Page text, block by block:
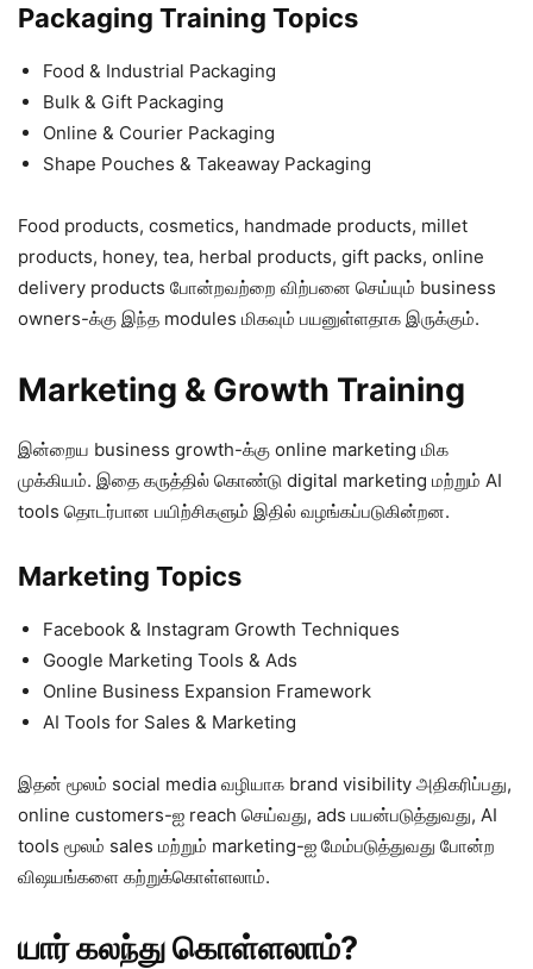
Packaging Training Topics
Food & Industrial Packaging
Bulk & Gift Packaging
Online & Courier Packaging
Shape Pouches & Takeaway Packaging
Food products, cosmetics, handmade products, millet
products, honey, tea, herbal products, gift packs, online
delivery products போன்றவற்றை விற்பனை செய்யும் business
owners-க்கு இந்த modules மிகவும் பயனுள்ளதாக இருக்கும்.
Marketing & Growth Training
இன்றைய business growth-க்கு online marketing மிக
முக்கியம். இதை கருத்தில் கொண்டு digital marketing மற்றும் AI
tools தொடர்பான பயிற்சிகளும் இதில் வழங்கப்படுகின்றன.
Marketing Topics
Facebook & Instagram Growth Techniques
Google Marketing Tools & Ads
Online Business Expansion Framework
AI Tools for Sales & Marketing
இதன் மூலம் social media வழியாக brand visibility அதிகரிப்பது,
online customers-ஐ reach செய்வது, ads பயன்படுத்துவது, AI
tools மூலம் sales மற்றும் marketing-ஐ மேம்படுத்துவது போன்ற
விஷயங்களை கற்றுக்கொள்ளலாம்.
யார் கலந்து கொள்ளலாம்?